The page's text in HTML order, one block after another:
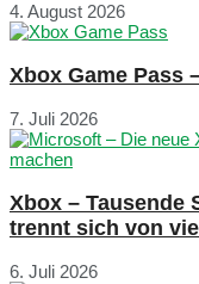
4. August 2026
Xbox Game Pass
7. Juli 2026
Xbox – Tausende
trennt sich von
6. Juli 2026